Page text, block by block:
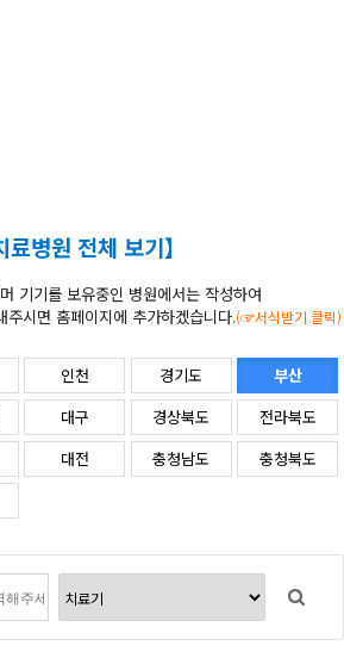
료병원 전체 보기】
기기를 보유중인 병원에서는 작성하여
시면 홈페이지에 추가하겠습니다.(☞서식받기 클릭)
인천 경기도
부산
대구 경상북도
전라북도
대전 충청남도
충청북도